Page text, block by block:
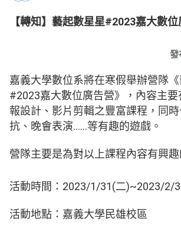
【轉知】藝起數星星#2023嘉大數
發
嘉義大學數位系將在寒假舉辦營隊
#2023嘉大數位廣告營》，內容主
報設計、影片剪輯之豐富課程，同
抗、晚會表演……等有趣的遊戲。
營隊主要是為對以上課程內容有興
活動時間：2023/1/31(二)~2023/2/
活動地點：嘉義大學民雄校區